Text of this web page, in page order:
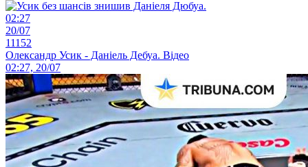
02:27
20/07
11152
Олександр Усик - Даніель Дебуа. Відео
02:27, 20/07